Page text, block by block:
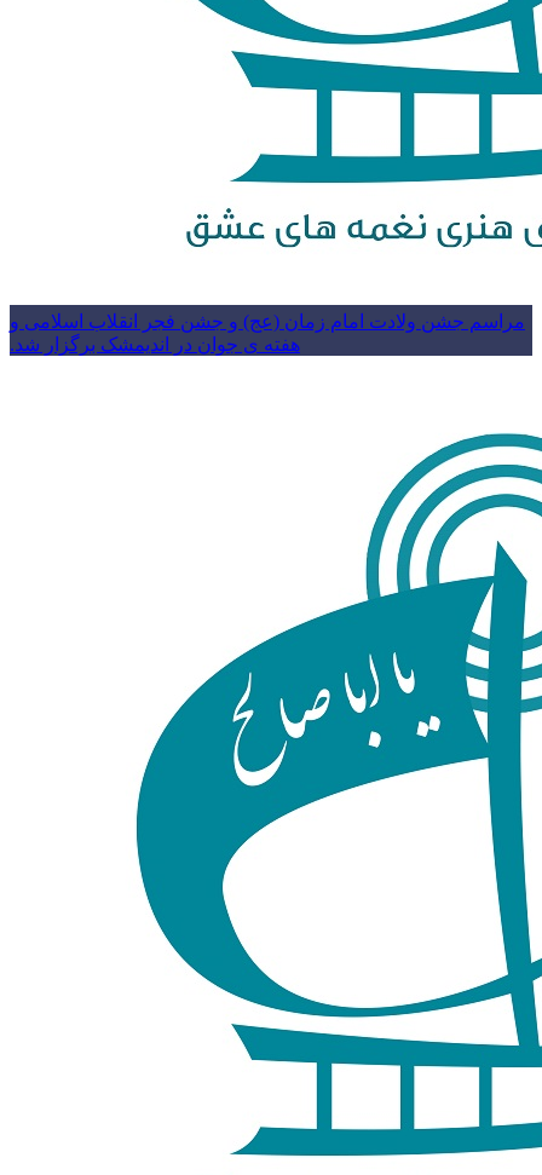
مراسم جشن ولادت امام زمان (عج) و جشن فجر انقلاب اسلامی و
هفته ی جوان در اندیمشک برگزار شد.